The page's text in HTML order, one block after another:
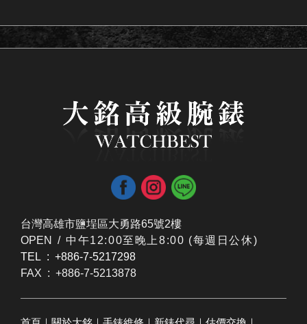
台灣高雄市鹽埕區大勇路65號2樓
OPEN / ​中午12:00至晚上8:00 (每週日公休)
TEL : +886-7-5217298
FAX : +886-7-5213878